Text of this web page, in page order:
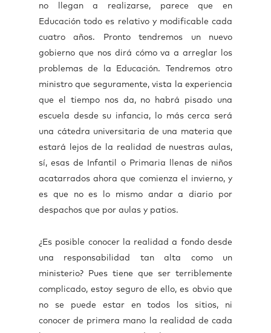
no llegan a realizarse, parece que en
Educación todo es relativo y modificable cada
cuatro años. Pronto tendremos un nuevo
gobierno que nos dirá cómo va a arreglar los
problemas de la Educación. Tendremos otro
ministro que seguramente, vista la experiencia
que el tiempo nos da, no habrá pisado una
escuela desde su infancia, lo más cerca será
una cátedra universitaria de una materia que
estará lejos de la realidad de nuestras aulas,
sí, esas de Infantil o Primaria llenas de niños
acatarrados ahora que comienza el invierno, y
es que no es lo mismo andar a diario por
despachos que por aulas y patios.
¿Es posible conocer la realidad a fondo desde
una responsabilidad tan alta como un
ministerio? Pues tiene que ser terriblemente
complicado, estoy seguro de ello, es obvio que
no se puede estar en todos los sitios, ni
conocer de primera mano la realidad de cada